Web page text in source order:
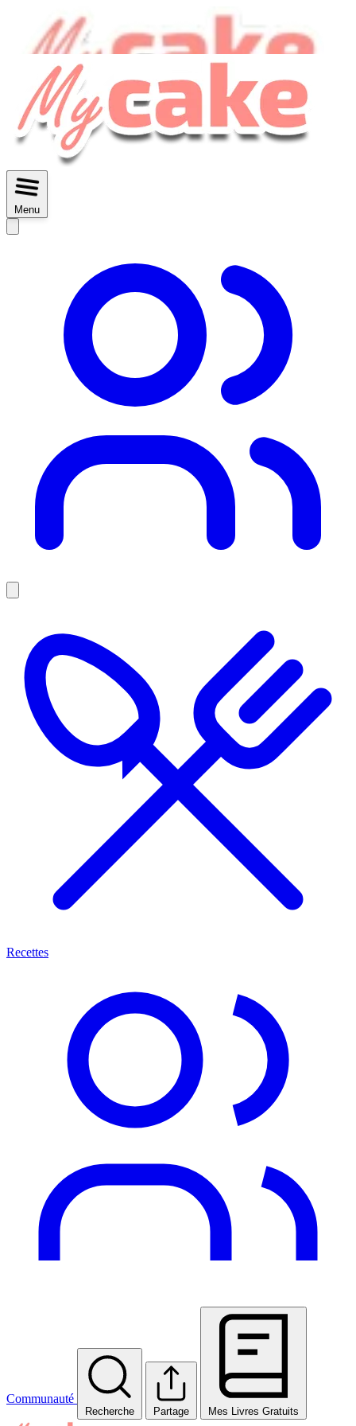
MyCake Academy c'est :
des fiches imprimables ...
Découvrir
Menu
Recettes
Communauté
Recherche Partage Mes Livres Gratuits